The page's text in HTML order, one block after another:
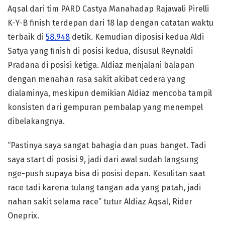
Aqsal dari tim PARD Castya Manahadap Rajawali Pirelli
K-Y-B finish terdepan dari 18 lap dengan catatan waktu
terbaik di 58.948 detik. Kemudian diposisi kedua Aldi
Satya yang finish di posisi kedua, disusul Reynaldi
Pradana di posisi ketiga. Aldiaz menjalani balapan
dengan menahan rasa sakit akibat cedera yang
dialaminya, meskipun demikian Aldiaz mencoba tampil
konsisten dari gempuran pembalap yang menempel
dibelakangnya.
“Pastinya saya sangat bahagia dan puas banget. Tadi
saya start di posisi 9, jadi dari awal sudah langsung
nge-push supaya bisa di posisi depan. Kesulitan saat
race tadi karena tulang tangan ada yang patah, jadi
nahan sakit selama race” tutur Aldiaz Aqsal, Rider
Oneprix.